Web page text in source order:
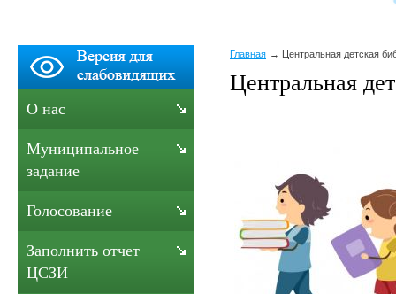
Главная Центральная детская
Центральная
О нас
Муниципальное
задание
Голосование
Заполнить отчет
ЦСЗИ